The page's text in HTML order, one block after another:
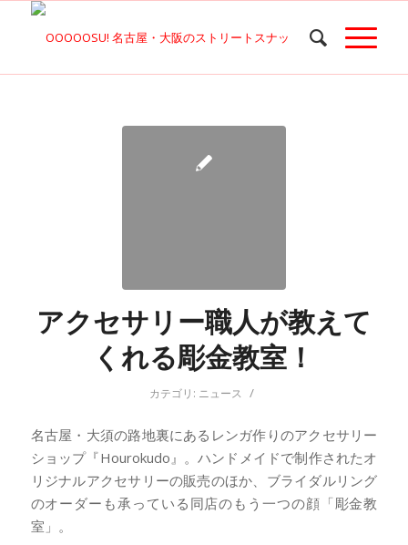
アクセサリー職人が教えて
くれる彫金教室！
カテゴリ: ニュース /
名古屋・大須の路地裏にあるレンガ作りのアクセサリー
ショップ『Hourokudo』。ハンドメイドで制作されたオ
リジナルアクセサリーの販売のほか、ブライダルリング
のオーダーも承っている同店のもう一つの顔「彫金教
室」。